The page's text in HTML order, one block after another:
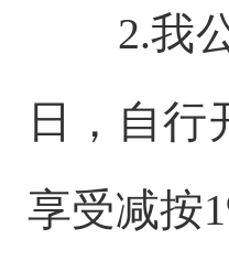
2.我
日，自
享受减按